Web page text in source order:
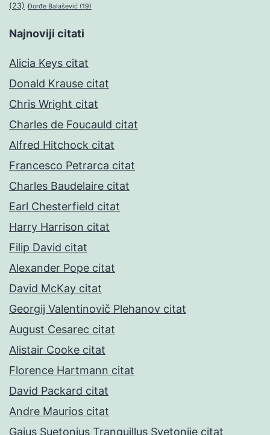
(23) Đorđe Balašević (19)
Najnoviji citati
Alicia Keys citat
Donald Krause citat
Chris Wright citat
Charles de Foucauld citat
Alfred Hitchock citat
Francesco Petrarca citat
Charles Baudelaire citat
Earl Chesterfield citat
Harry Harrison citat
Filip David citat
Alexander Pope citat
David McKay citat
Georgij Valentinovič Plehanov citat
August Cesarec citat
Alistair Cooke citat
Florence Hartmann citat
David Packard citat
Andre Maurios citat
Gaius Suetonius Tranquillus Svetonije citat